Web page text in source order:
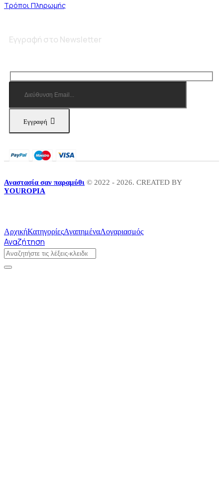
Τρόποι Πληρωμής
Εγγραφή στο Newsletter
Εγγραφή
Αναστασία σαν παραμύθι © 2022 - 2026. CREATED BY
YOUROPIA
ΑρχικήΚατηγορίεςΑγαπημέναΛογαριασμός
Αναζήτηση